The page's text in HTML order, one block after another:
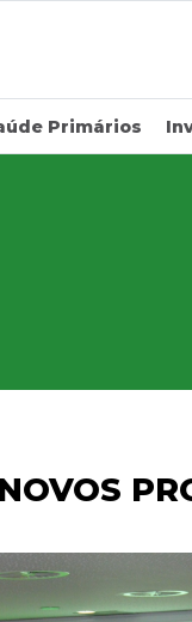
Primários